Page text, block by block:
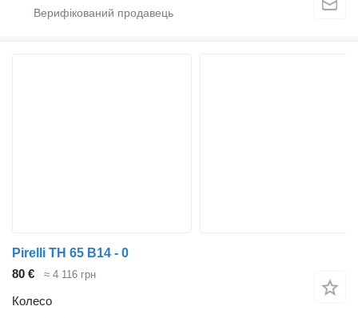
Pirelli TH 65 B14 - 0
80 €
≈ 4 116 грн
Колесо